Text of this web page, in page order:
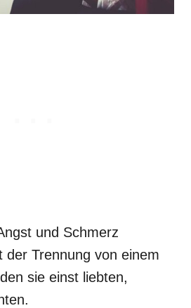
und Schmerz
der Trennung von einem
sie einst liebten,